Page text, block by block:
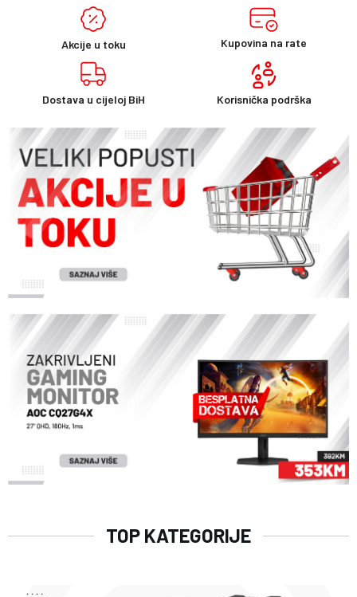
Akcije u toku Kupovina na rate
Dostava u cijeloj BiH Korisnička podrška
TOP KATEGORIJE